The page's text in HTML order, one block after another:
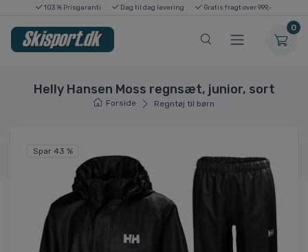
103 % Prisgaranti Dag til dag levering Gratis fragt over 999,-
0
Helly Hansen Moss regnsæt, junior, sort
Forside Regntøj til børn
Spar 43 %